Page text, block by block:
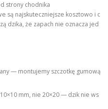
strony chodnika
są najskuteczniejsze kosztowo i c
dzika, że zapach nie oznacza jed
— montujemy szczotkę gumową
mm, nie 20×20 — dzik nie ws